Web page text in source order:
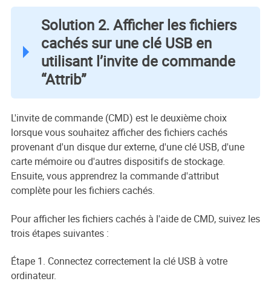
Solution 2. Afficher les fichiers
cachés sur une clé USB en
utilisant l’invite de commande
“Attrib”
L'invite de commande (CMD) est le deuxième choix
lorsque vous souhaitez afficher des fichiers cachés
provenant d'un disque dur externe, d'une clé USB, d'une
carte mémoire ou d'autres dispositifs de stockage.
Ensuite, vous apprendrez la commande d'attribut
complète pour les fichiers cachés.
Pour afficher les fichiers cachés à l'aide de CMD, suivez les
trois étapes suivantes :
Étape 1. Connectez correctement la clé USB à votre
ordinateur.